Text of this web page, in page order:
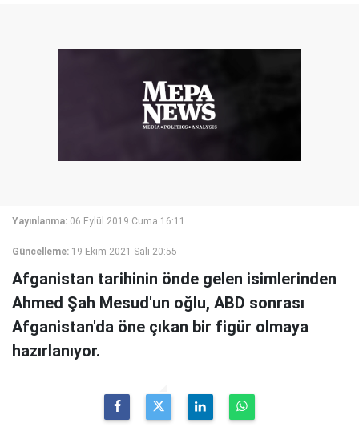
Yayınlanma: 06 Eylül 2019 Cuma 16:11
Güncelleme: 19 Ekim 2021 Salı 20:55
Afganistan tarihinin önde gelen isimlerinden
Ahmed Şah Mesud'un oğlu, ABD sonrası
Afganistan'da öne çıkan bir figür olmaya
hazırlanıyor.